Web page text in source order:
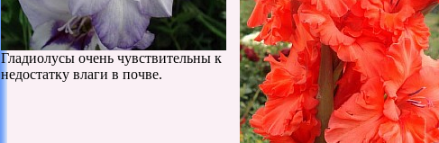
Гладиолусы очень чувствительны к
недостатку влаги в почве.